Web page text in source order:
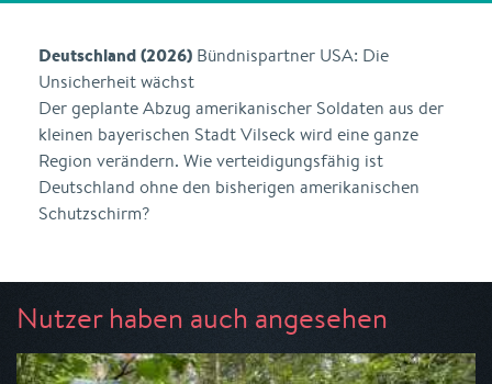
Deutschland (2026) Bündnispartner USA: Die
Unsicherheit wächst
Der geplante Abzug amerikanischer Soldaten aus der
kleinen bayerischen Stadt Vilseck wird eine ganze
Region verändern. Wie verteidigungsfähig ist
Deutschland ohne den bisherigen amerikanischen
Schutzschirm?
Nutzer haben auch angesehen